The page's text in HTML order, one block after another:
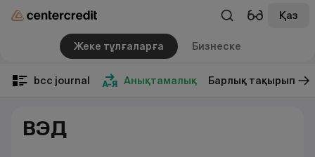
Қаз
Жеке тұлғаларға Бизнеске
bcc journal Анықтамалық Барлық тақырып
ВЭД